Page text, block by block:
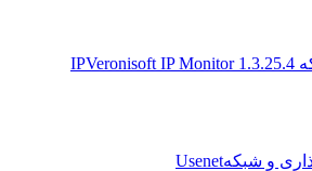
Veronisoft IP Monitor
شبکهUsenet